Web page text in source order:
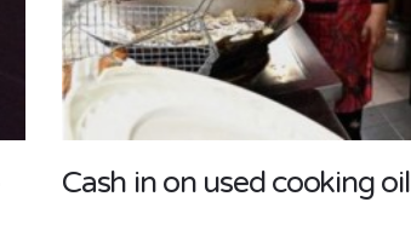
Cash in on used cooking oil